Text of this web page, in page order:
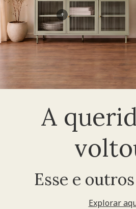
A
Esse e
Explorar
+